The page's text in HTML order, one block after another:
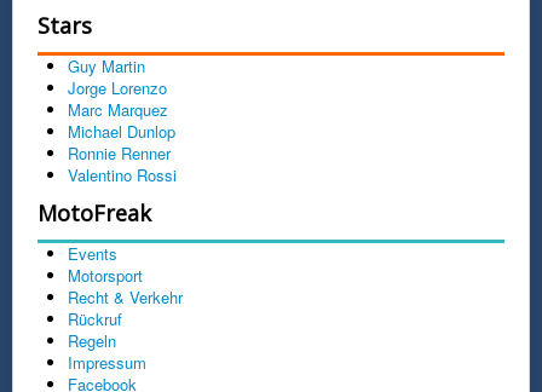
Stars
Guy Martin
Jorge Lorenzo
Marc Marquez
Michael Dunlop
Ronnie Renner
Valentino Rossi
MotoFreak
Events
Motorsport
Recht & Verkehr
Rückruf
Regeln
Impressum
Facebook